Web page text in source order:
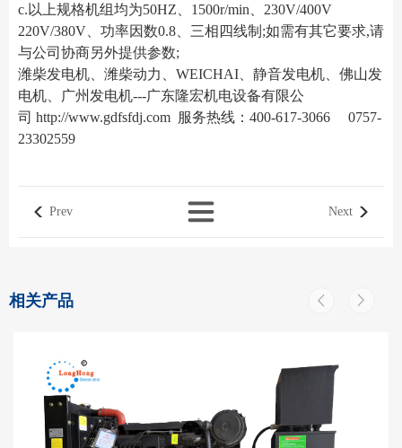
c.以上规格机组均为50HZ、1500r/min、230V/400V
220V/380V、功率因数0.8、三相四线制;如需有其它要求,请
与公司协商另外提供参数;
潍柴发电机、潍柴动力、WEICHAI、静音发电机、佛山发
电机、广州发电机---广东隆宏机电设备有限公
司 http://www.gdfsfdj.com 服务热线：400-617-3066 0757-
23302559
Prev Next
相关产品